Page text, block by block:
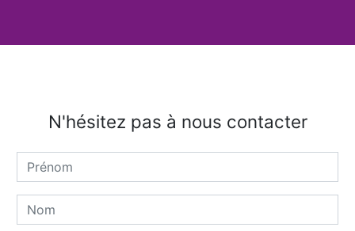
N'hésitez pas à nous contacter